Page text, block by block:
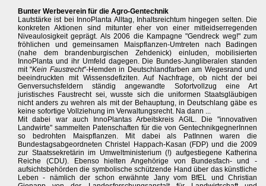
Bunter Werbeverein für die Agro-Gentechnik
Lautstärke ist bei InnoPlanta Alltag, Inhaltsreichtum hingegen selten. Die
konkreten Aktionen sind mitunter eher von einer mitleidserregenden
Niveaulosigkeit geprägt. Als 2006 die Kampagne "Gendreck weg!" zum
fröhlichen und gemeinsamen Maispflanzen-Umtreten nach Badingen
(nahe dem brandenburgischen Zehdenick) einluden, mobilisierten
InnoPlanta und ihr Umfeld dagegen. Die Bundes-Jungliberalen standen
mit "Kein Faustrecht"-Hemden in Deutschlandfarben am Wegesrand und
beeindruckten mit Wissensdefiziten. Auf Nachfrage, ob nicht der bei
Genversuchsfeldern ständig angewandte Sofortvollzug eine Art
juristisches Faustrecht sei, wusste sich die uniformen Staatsgläubigen
nicht anders zu wehren als mit der Behauptung, in Deutschlang gäbe es
keine sofortige Vollziehung im Verwaltungsrecht. Na dann ...
Mit dabei war auch InnoPlantas Arbeitskreis AGIL. Die "innovativen
Landwirte" sammelten Patenschaften für die von GentechnikgegnerInnen
so bedrohten Maispflanzen. Mit dabei als PatInnen waren die
Bundestagsabgeordneten Christel Happach-Kasan (FDP) und die 2009
zur Staatssekretärin im Umweltministerium (!) aufgestiegene Katherina
Reiche (CDU). Ebenso hielten Angehörige von Bundesfach- und -
aufsichtsbehörden die symbolische schützende Hand über das künstliche
Leben - nämlich der schon erwähnte Jany vom BfEL und Christian